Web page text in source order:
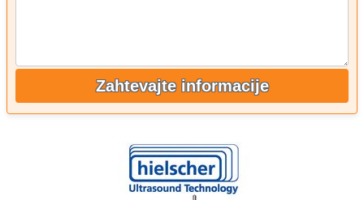
Zahtevajte informacije